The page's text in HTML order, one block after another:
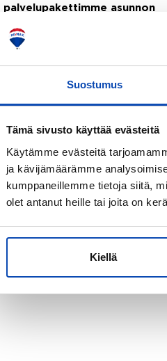
Suostumus
Tämä sivusto käyttää evästeitä
Käytämme evästeitä
ja kävijämäärämme
kumppaneillemme tietoja siitä,
olet antanut heille tai joita on
Kiellä
palvelupakettimme asunnon
ja etsimme
sinun tarvitse nähdä vaivaa
puolestasi.
sopii myös
ostoon.